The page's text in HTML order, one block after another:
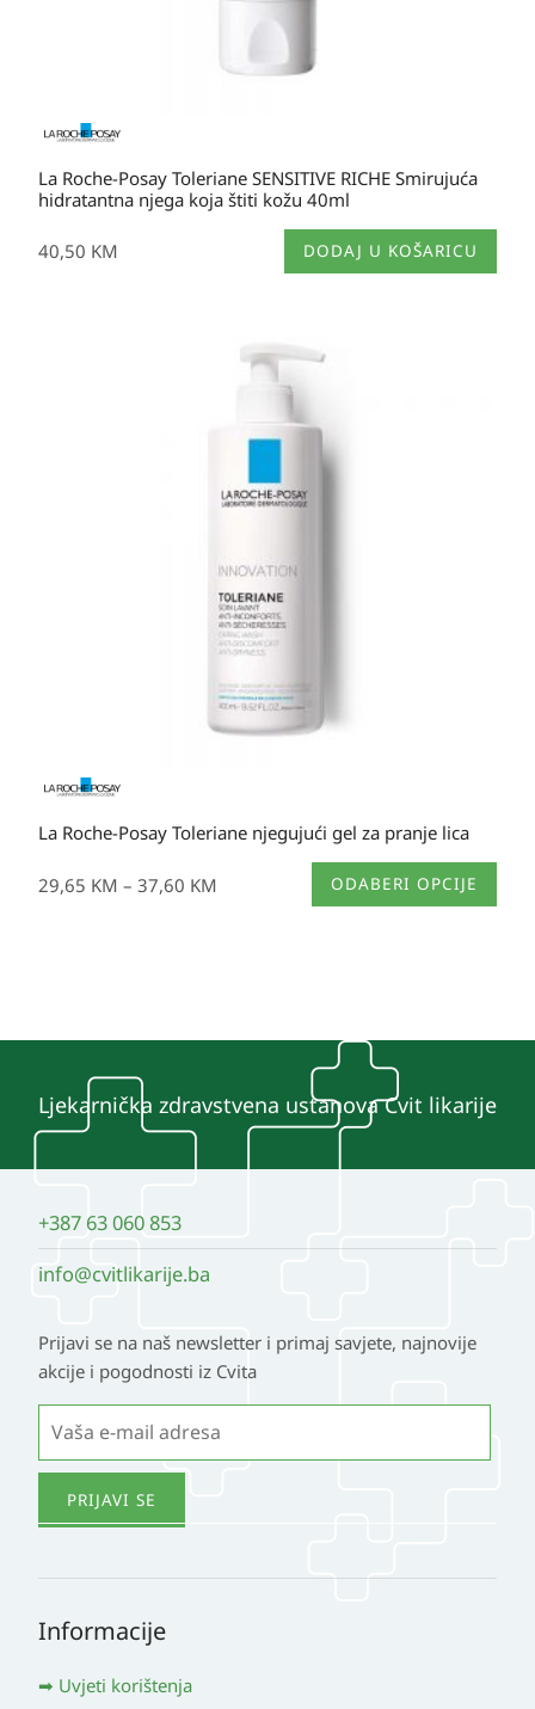
La Roche-Posay Toleriane SENSITIVE RICHE Smirujuća
hidratantna njega koja štiti kožu 40ml
40,50 KM DODAJ U KOŠARICU
La Roche-Posay Toleriane njegujući gel za pranje lica
29,65 KM – 37,60 KM ODABERI OPCIJE
Ovaj
proizvod
se
mogu
odabrati
Ljekarnička zdravstvena ustanova Cvit likarije
+387 63 060 853
info@cvitlikarije.ba
Prijavi se na naš newsletter i primaj savjete, najnovije
akcije i pogodnosti iz Cvita
Informacije
Uvjeti korištenja